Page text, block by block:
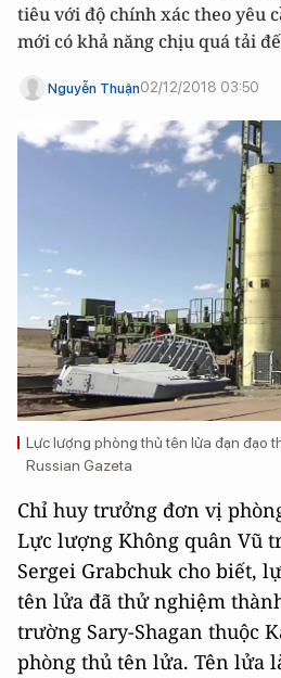
tiêu với độ chính xác theo yêu
mới có khả năng chịu quá tải
Nguyễn Thuận02/12/2018 03:50
Lực lượng phòng thủ tên lửa đạn đạo
Russian Gazeta
Chỉ huy trưởng đơn vị
Lực lượng Không quân Vũ
Sergei Grabchuk cho biết,
tên lửa đã thử nghiệm
trường Sary-Shagan thuộc
phòng thủ tên lửa. Tên lửa